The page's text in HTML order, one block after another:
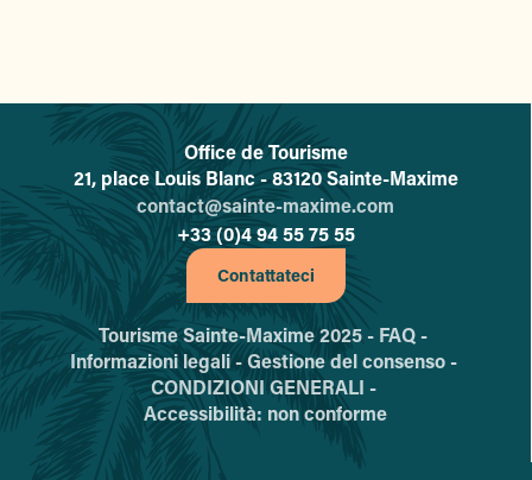
L'office de tourisme de Sainte-
Office de Tourisme
21, place Louis Blanc - 83120 Sainte-Maxime
contact@sainte-maxime.com
+33 (0)4 94 55 75 55
Contattateci
Tourisme Sainte-Maxime 2025 - FAQ -
Informazioni legali -Gestione del consenso -
CONDIZIONI GENERALI -
Accessibilità: non conforme